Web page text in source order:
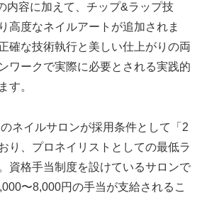
内容に加えて、チップ&ラップ技
高度なネイルアートが追加されま
確な技術執行と美しい仕上がりの両
ワークで実際に必要とされる実践的
す。
ネイルサロンが採用条件として「2
り、プロネイリストとしての最低ラ
資格手当制度を設けているサロンで
〜8,000円の手当が支給されるこ